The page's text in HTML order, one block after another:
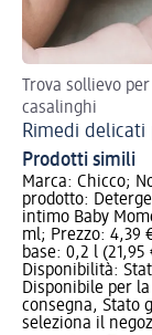
Trova sollievo
casalinghi
Rimedi
Prodotti simili
Marca: Chicco;
prodotto:
intimo Baby
ml; Prezzo: 4,39
base: 0,2 l (21,95
Disponibilità:
Disponibile per la
consegna, Stato
seleziona il